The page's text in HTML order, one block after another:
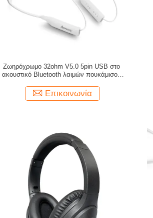
Ζωηρόχρωμο 32ohm V5.0 5pin USB στο
ακουστικό Bluetooth λαιμών πουκάμισου
Επικοινωνία